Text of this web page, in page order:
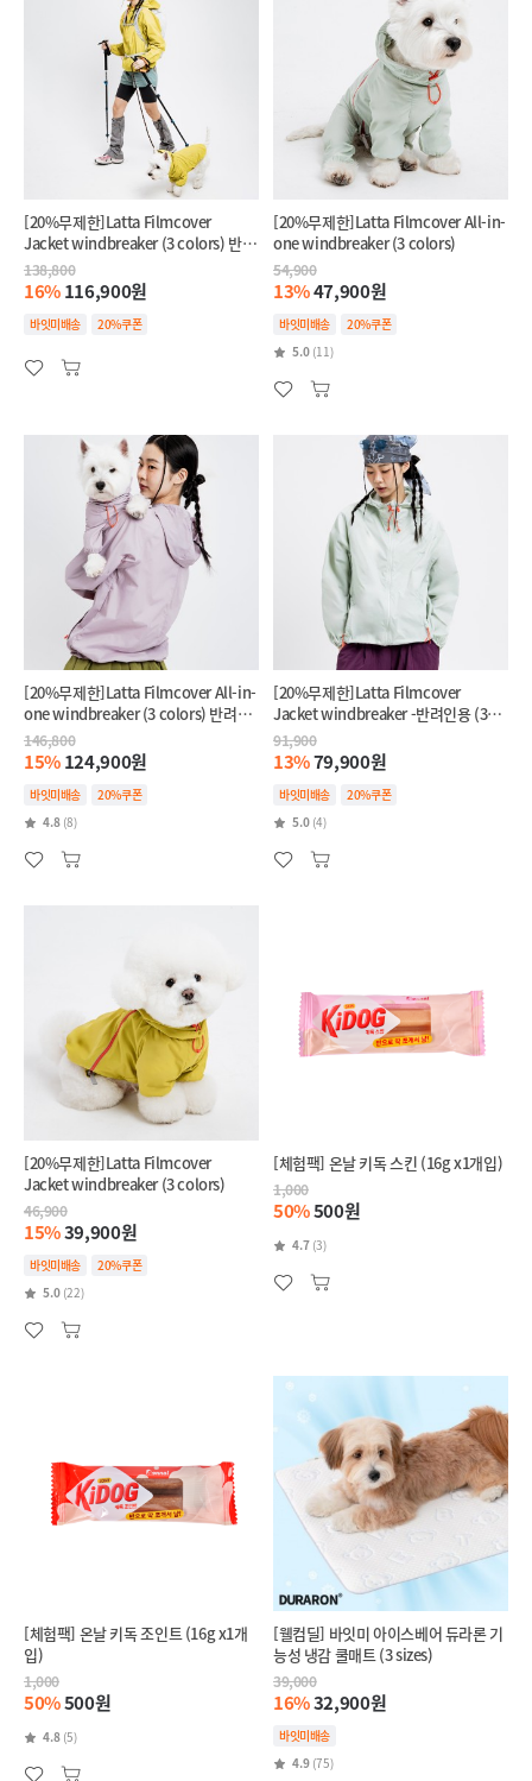
[20%무제한]Latta Filmcover
Jacket windbreaker (3 colors) 반려
견+반려인 SET
138,800
16%116,900원
바잇미배송 20%쿠폰
[20%무제한]Latta Filmcover All-in-
one windbreaker (3 colors)
54,900
13%47,900원
바잇미배송
20%쿠폰
5.0 (11)
[20%무제한]Latta Filmcover All-in-
one windbreaker (3 colors) 반려견
+반려인 SET
146,800
15%124,900원
바잇미배송
20%쿠폰
4.8 (8)
[20%무제한]Latta Filmcover
Jacket windbreaker -반려인용 (3
colors)
91,900
13%79,900원
바잇미배송
20%쿠폰
5.0 (4)
[20%무제한]Latta Filmcover
Jacket windbreaker (3 colors)
46,900
15%39,900원
바잇미배송
20%쿠폰
5.0 (22)
[체험팩] 온날 키독 스킨 (16g x1개입)
1,000
50%500원
4.7 (3)
[체험팩] 온날 키독 조인트 (16g x1개
입)
1,000
50%500원
4.8 (5)
[웰컴딜] 바잇미 아이스베어 듀라론 기
능성 냉감 쿨매트 (3 sizes)
39,000
16%32,900원
바잇미배송
4.9 (75)